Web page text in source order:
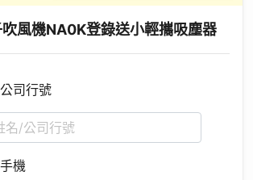
風機NA0K登錄送小輕攜吸塵器
司行號
機